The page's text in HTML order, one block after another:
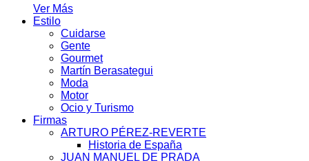
Ver Más
Estilo
Cuidarse
Gente
Gourmet
Martín Berasategui
Moda
Motor
Ocio y Turismo
Firmas
ARTURO PÉREZ-REVERTE
Historia de España
JUAN MANUEL DE PRADA